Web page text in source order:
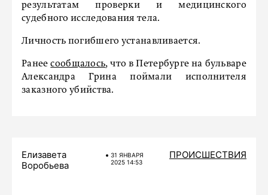
результатам проверки и медицинского
судебного исследования тела.
Личность погибшего устанавливается.
Ранеесообщалось, что в Петербурге на бульваре
Александра Грина поймали исполнителя
заказного убийства.
Елизавета
Воробьева
31 ЯНВАРЯ
2025 14:53
ПРОИСШЕСТВИЯ